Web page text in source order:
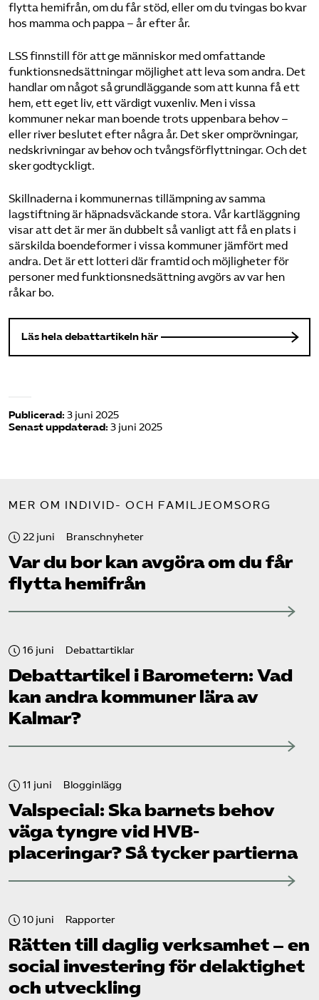
flytta hemifrån, om du får stöd, eller om du tvingas bo kvar
hos mamma och pappa – år efter år.
LSS finnstill för att ge människor med omfattande
funktionsnedsättningar möjlighet att leva som andra. Det
handlar om något så grundläggande som att kunna få ett
hem, ett eget liv, ett värdigt vuxenliv. Men i vissa
kommuner nekar man boende trots uppenbara behov –
eller river beslutet efter några år. Det sker omprövningar,
nedskrivningar av behov och tvångsförflyttningar. Och det
sker godtyckligt.
Skillnaderna i kommunernas tillämpning av samma
lagstiftning är häpnadsväckande stora. Vår kartläggning
visar att det är mer än dubbelt så vanligt att få en plats i
särskilda boendeformer i vissa kommuner jämfört med
andra. Det är ett lotteri där framtid och möjligheter för
personer med funktionsnedsättning avgörs av var hen
råkar bo.
Läs hela debattartikeln här
Publicerad: 3 juni 2025
Senast uppdaterad: 3 juni 2025
MER OM INDIVID- OCH FAMILJEOMSORG
22 juni Branschnyheter
Var du bor kan avgöra om du får
flytta hemifrån
16 juni Debattartiklar
Debattartikel i Barometern: Vad
kan andra kommuner lära av
Kalmar?
11 juni Blogginlägg
Valspecial: Ska barnets behov
väga tyngre vid HVB-
placeringar? Så tycker partierna
10 juni Rapporter
Rätten till daglig verksamhet – en
social investering för delaktighet
och utveckling